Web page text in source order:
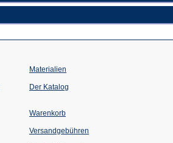
Materialien
Der Katalog
Warenkorb
Versandgebühren